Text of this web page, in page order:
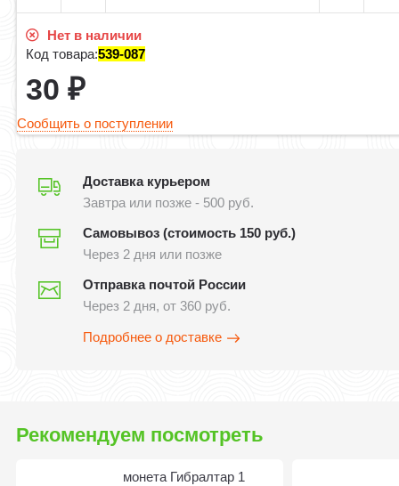
Нет в наличии
Код товара:539-087
30₽
Сообщить о поступлении
Доставка курьером
Завтра или позже - 500 руб.
Самовывоз (стоимость 150 руб.)
Через 2 дня или позже
Отправка почтой России
Через 2 дня, от 360 руб.
Подробнее о доставке
Рекомендуем посмотреть
монета Гибралтар 1